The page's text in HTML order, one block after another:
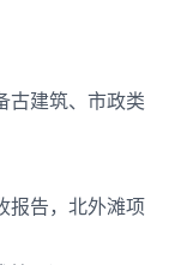
古建筑、市政类
报告，北外滩项